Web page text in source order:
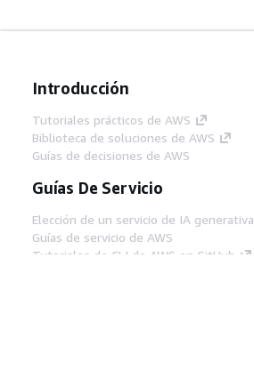
Introducción
Tutoriales prácticos de AWS
Biblioteca de soluciones de AWS
Guías de decisiones de AWS
Guías De Servicio
Elección de un servicio de IA generativa
Guías de servicio de AWS
Tutoriales de CLI de AWS en GitHub